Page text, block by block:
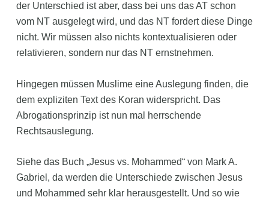
der Unterschied ist aber, dass bei uns das AT schon
vom NT ausgelegt wird, und das NT fordert diese Dinge
nicht. Wir müssen also nichts kontextualisieren oder
relativieren, sondern nur das NT ernstnehmen.
Hingegen müssen Muslime eine Auslegung finden, die
dem expliziten Text des Koran widerspricht. Das
Abrogationsprinzip ist nun mal herrschende
Rechtsauslegung.
Siehe das Buch „Jesus vs. Mohammed“ von Mark A.
Gabriel, da werden die Unterschiede zwischen Jesus
und Mohammed sehr klar herausgestellt. Und so wie